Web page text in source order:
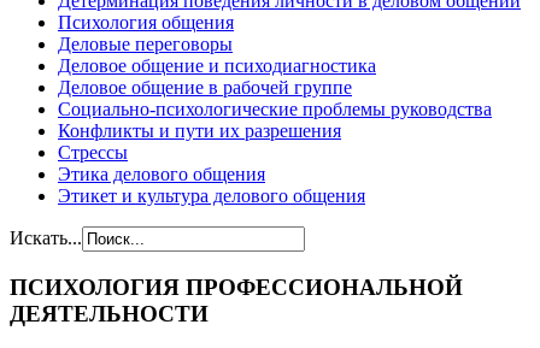
Психология общения
Деловые переговоры
Деловое общение и психодиагностика
Деловое общение в рабочей группе
Cоциально-психологические проблемы руководства
Конфликты и пути их разрешения
Стрессы
Этика делового общения
Этикет и культура делового общения
Искать...
ПСИХОЛОГИЯ ПРОФЕССИОНАЛЬНОЙ
ДЕЯТЕЛЬНОСТИ